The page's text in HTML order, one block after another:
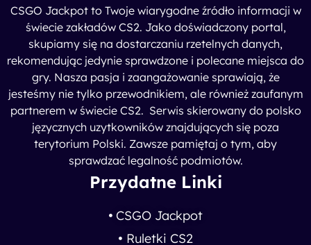
CSGO Jackpot to Twoje wiarygodne źródło informacji w
świecie zakładów CS2. Jako doświadczony portal,
skupiamy się na dostarczaniu rzetelnych danych,
rekomendując jedynie sprawdzone i polecane miejsca do
gry. Nasza pasja i zaangażowanie sprawiają, że
jesteśmy nie tylko przewodnikiem, ale również zaufanym
partnerem w świecie CS2. Serwis skierowany do polsko
języcznych uzytkowników znajdujących się poza
terytorium Polski. Zawsze pamiętaj o tym, aby
sprawdzać legalność podmiotów.
Przydatne Linki
CSGO Jackpot
Ruletki CS2